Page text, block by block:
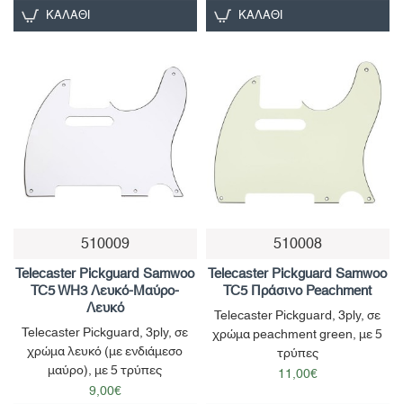
ΚΑΛΆΘΙ ΚΑΛΆΘΙ
510009
Telecaster Pickguard Samwoo
TC5 WH3 Λευκό-Μαύρο-
Λευκό
Telecaster Pickguard, 3ply, σε
χρώμα λευκό (με ενδιάμεσο
μαύρο), με 5 τρύπες
9,00€
510008
Telecaster Pickguard Samwoo
TC5 Πράσινο Peachment
Telecaster Pickguard, 3ply, σε
χρώμα peachment green, με 5
τρύπες
11,00€